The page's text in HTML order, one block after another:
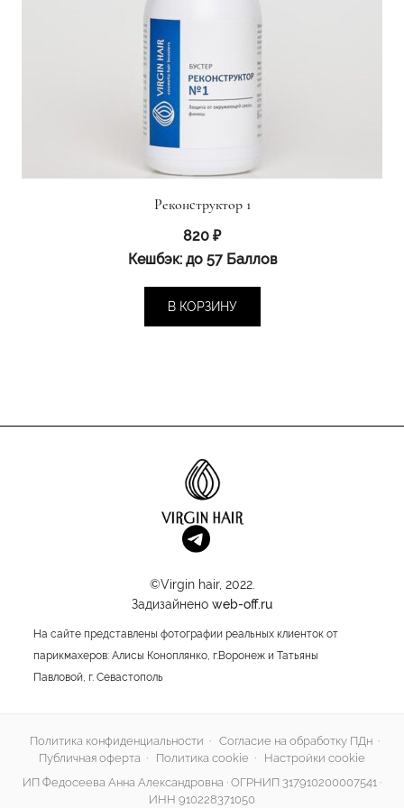
Реконструктор 1
820 ₽
Кешбэк:до 57 Баллов
В КОРЗИНУ
©Virgin hair, 2022.
Задизайнено web-off.ru
На сайте представлены фотографии реальных клиенток от
парикмахеров: Алисы Коноплянко, г.Воронеж и Татьяны
Павловой, г. Севастополь
Политика конфиденциальности · Согласие на обработку ПДн ·
Публичная оферта · Политика cookie ·
Настройки cookie
ИП Федосеева Анна Александровна · ОГРНИП 317910200007541 ·
ИНН 910228371050